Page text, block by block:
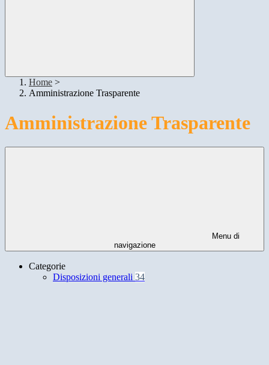
Home >
Amministrazione Trasparente
Amministrazione Trasparente
Menu di
navigazione
Categorie
Disposizioni generali 34